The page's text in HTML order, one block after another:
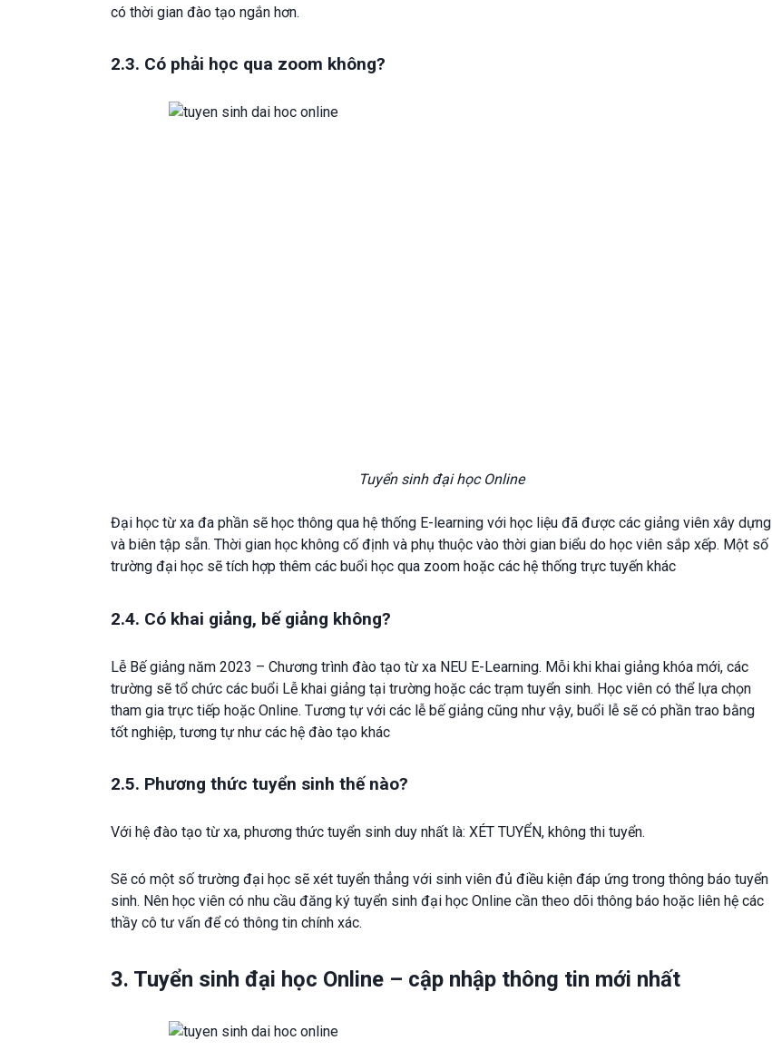
có thời gian đào tạo ngắn hơn.
2.3. Có phải học qua zoom không?
Tuyển sinh đại học Online
Đại học từ xa đa phần sẽ học thông qua hệ thống E-learning với học liệu đã được các giảng viên xây dựng
và biên tập sẵn. Thời gian học không cố định và phụ thuộc vào thời gian biểu do học viên sắp xếp. Một số
trường đại học sẽ tích hợp thêm các buổi học qua zoom hoặc các hệ thống trực tuyến khác
2.4. Có khai giảng, bế giảng không?
Lễ Bế giảng năm 2023 – Chương trình đào tạo từ xa NEU E-Learning. Mỗi khi khai giảng khóa mới, các
trường sẽ tổ chức các buổi Lễ khai giảng tại trường hoặc các trạm tuyển sinh. Học viên có thể lựa chọn
tham gia trực tiếp hoặc Online. Tương tự với các lễ bế giảng cũng như vậy, buổi lễ sẽ có phần trao bằng
tốt nghiệp, tương tự như các hệ đào tạo khác
2.5. Phương thức tuyển sinh thế nào?
Với hệ đào tạo từ xa, phương thức tuyển sinh duy nhất là: XÉT TUYỂN, không thi tuyển.
Sẽ có một số trường đại học sẽ xét tuyển thẳng với sinh viên đủ điều kiện đáp ứng trong thông báo tuyển
sinh. Nên học viên có nhu cầu đăng ký tuyển sinh đại học Online cần theo dõi thông báo hoặc liên hệ các
thầy cô tư vấn để có thông tin chính xác.
3. Tuyển sinh đại học Online – cập nhập thông tin mới nhất